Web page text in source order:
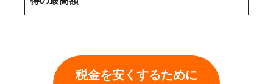
税金を安くするために